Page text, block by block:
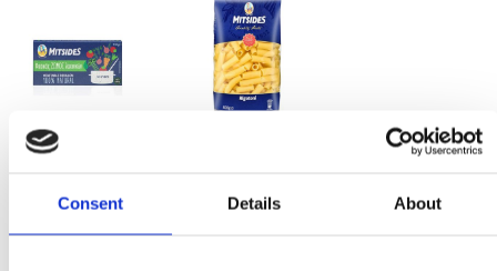
Consent Details About
Ζωμός λαχανικών
Συστατικά